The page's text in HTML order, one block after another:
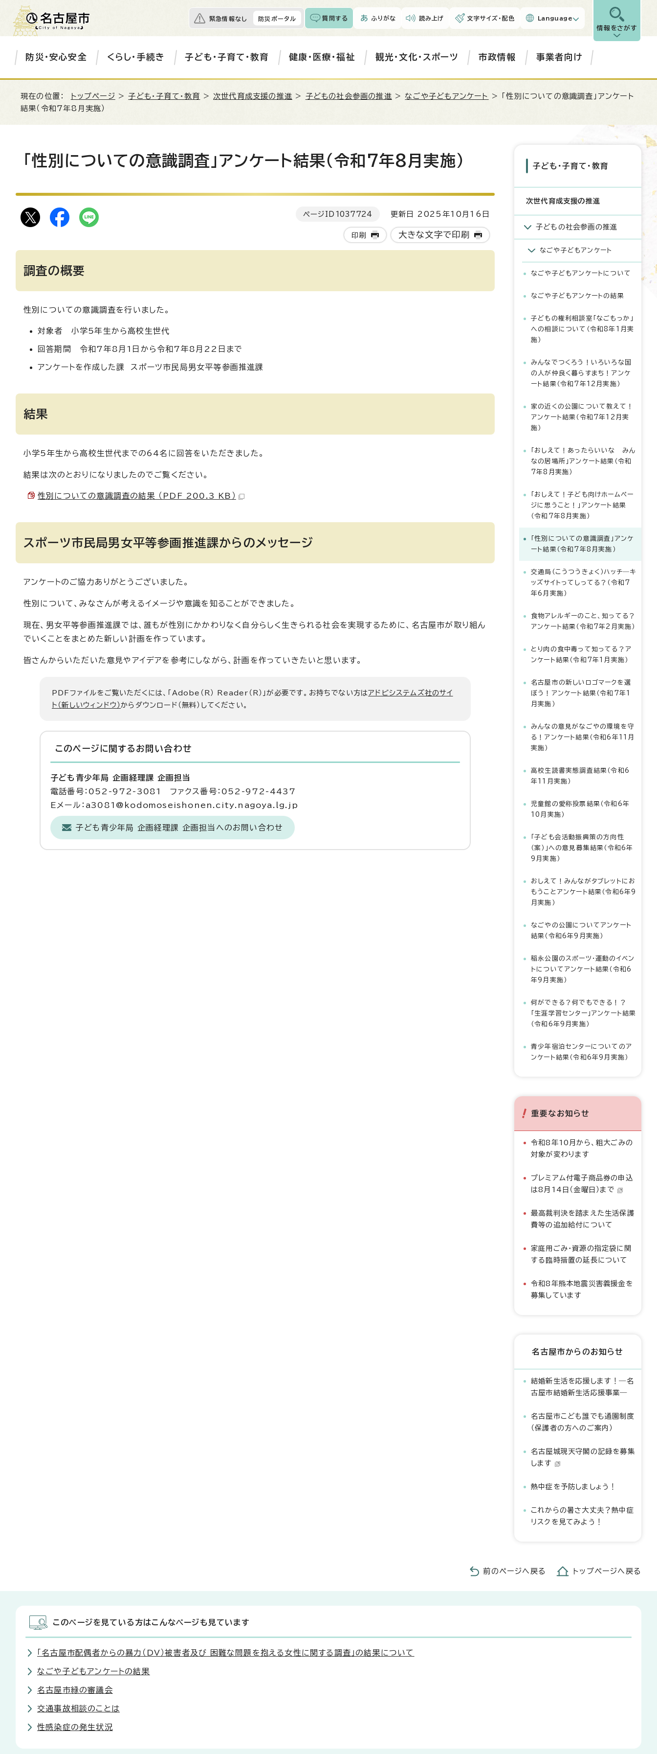
緊急情報なし 防災ポータル 質問する ふりがな 読み上げ 文字サイズ・配色 Language
情報をさがす
防災・安心安全 くらし・手続き 子ども・子育て・教育 健康・医療・福祉 観光・文化・スポーツ 市政情報 事業者向け
現在の位置： トップページ >子ども・子育て・教育 > 次世代育成支援の推進 > 子どもの社会参画の推進 > なごや子どもアンケート
> 「性別についての意識調査」アンケート
結果（令和7年8月実施）
「性別についての意識調査」アンケート結果（令和7年8月実施）
ページID 1037724 更新日 2025年10月16日
印刷 大きな文字で印刷
調査の概要
性別についての意識調査を行いました。
対象者 小学5年生から高校生世代
回答期間 令和7年8月1日から令和7年8月22日まで
アンケートを作成した課 スポーツ市民局男女平等参画推進課
結果
小学5年生から高校生世代までの64名に回答をいただきました。
結果は次のとおりになりましたのでご覧ください。
性別についての意識調査の結果 （PDF 200.3 KB）
スポーツ市民局男女平等参画推進課からのメッセージ
アンケートのご協力ありがとうございました。
性別について、みなさんが考えるイメージや意識を知ることができました。
現在、男女平等参画推進課では、誰もが性別にかかわりなく自分らしく生きられる社会を実現するために、名古屋市が取り組ん
でいくことをまとめた新しい計画を作っています。
皆さんからいただいた意見やアイデアを参考にしながら、計画を作っていきたいと思います。
PDFファイルをご覧いただくには、「Adobe（R） Reader（R）」が必要です。お持ちでない方はアドビシステムズ社のサイ
ト（新しいウィンドウ）からダウンロード（無料）してください。
このページに関する お問い合わせ
子ども青少年局 企画経理課 企画担当
電話番号：052-972-3081 ファクス番号：052-972-4437
Eメール：a3081@kodomoseishonen.city.nagoya.lg.jp
子ども青少年局 企画経理課 企画担当へのお問い合わせ
子ども・子育て・教育
次世代育成支援の推進
子どもの社会参画の推進
なごや子どもアンケート
なごや子どもアンケートについて
なごや子どもアンケートの結果
子どもの権利相談室「なごもっか」
への相談について（令和8年1月実
施）
みんなでつくろう！いろいろな国
の人が仲良く暮らすまち！アンケ
ート結果（令和7年12月実施）
家の近くの公園について教えて！
アンケート結果（令和7年12月実
施）
「おしえて！あったらいいな みん
なの居場所」アンケート結果（令和
7年8月実施）
「おしえて！子ども向けホームペー
ジに思うこと！」アンケート結果
（令和7年8月実施）
「性別についての意識調査」アンケ
ート結果（令和7年8月実施）
交通局（こうつうきょく）ハッチ―キ
ッズサイトってしってる？（令和7
年6月実施）
食物アレルギーのこと、知ってる？
アンケート結果（令和7年2月実施）
とり肉の食中毒って知ってる？ア
ンケート結果（令和7年1月実施）
名古屋市の新しいロゴマークを選
ぼう！アンケート結果（令和7年1
月実施）
みんなの意見がなごやの環境を守
る！アンケート結果（令和6年11月
実施）
高校生読書実態調査結果（令和6
年11月実施）
児童館の愛称投票結果（令和6年
10月実施）
「子ども会活動振興策の方向性
（案）」への意見募集結果（令和6年
9月実施）
おしえて！みんながタブレットにお
もうことアンケート結果（令和6年9
月実施）
なごやの公園についてアンケート
結果（令和6年9月実施）
稲永公園のスポーツ・運動のイベン
トについてアンケート結果（令和6
年9月実施）
何ができる？何でもできる！？
「生涯学習センター」アンケート結果
（令和6年9月実施）
青少年宿泊センターについてのア
ンケート結果（令和6年9月実施）
重要なお知らせ
令和8年10月から、粗大ごみの
対象が変わります
プレミアム付電子商品券の申込
は8月14日（金曜日）まで
最高裁判決を踏まえた生活保護
費等の追加給付について
家庭用ごみ・資源の指定袋に関
する臨時措置の延長について
令和8年熊本地震災害義援金を
募集しています
名古屋市からのお知らせ
結婚新生活を応援します！―名
古屋市結婚新生活応援事業―
名古屋市こども誰でも通園制度
（保護者の方へのご案内）
名古屋城現天守閣の記録を募集
します
熱中症を予防しましょう！
これからの暑さ大丈夫？熱中症
リスクを見てみよう！
前のページへ戻る トップページへ戻る
このページを見ている方はこんなページも見ています
「名古屋市配偶者からの暴力（DV）被害者及び 困難な問題を抱える女性に関する調査」の結果について
なごや子どもアンケートの結果
名古屋市緑の審議会
交通事故相談のことは
性感染症の発生状況